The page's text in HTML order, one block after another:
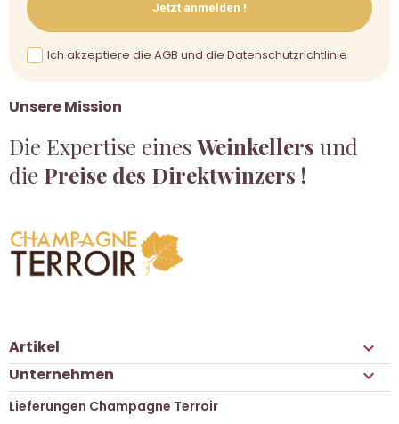
Unsere Mission
Die Expertise einesWeinkellers und
die Preise des Direktwinzers !
Jetzt anmelden !
Ich akzeptiere die AGB und die Datenschutzrichtlinie
Artikel 
Unternehmen 
Lieferungen Champagne Terroir